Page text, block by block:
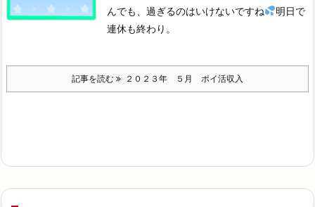
んでも、過ぎるのはいけないですね
明日で
連休も終わり。
記事を読む ２０２３年 ５月 ポイ活収入